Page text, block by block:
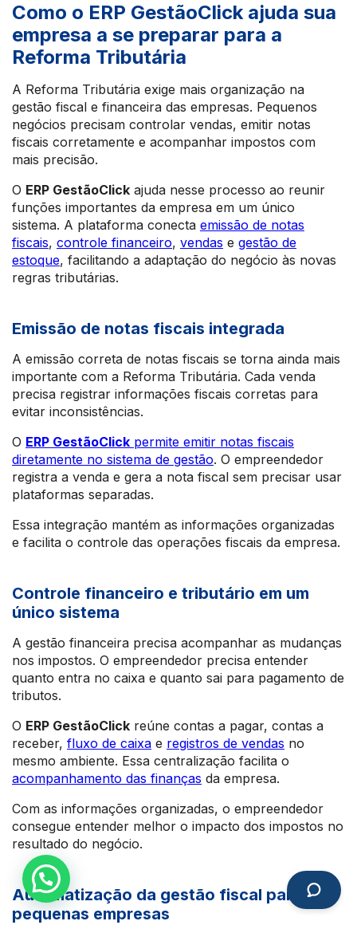
Como o ERP GestãoClick ajuda sua
empresa a se preparar para a
Reforma Tributária
A Reforma Tributária exige mais organização na
gestão fiscal e financeira das empresas. Pequenos
negócios precisam controlar vendas, emitir notas
fiscais corretamente e acompanhar impostos com
mais precisão.
O ERP GestãoClick ajuda nesse processo ao reunir
funções importantes da empresa em um único
sistema. A plataforma conecta emissão de notas
fiscais, controle financeiro, vendas e gestão de
estoque, facilitando a adaptação do negócio às novas
regras tributárias.
Emissão de notas fiscais integrada
A emissão correta de notas fiscais se torna ainda mais
importante com a Reforma Tributária. Cada venda
precisa registrar informações fiscais corretas para
evitar inconsistências.
O ERP GestãoClick permite emitir notas fiscais
diretamente no sistema de gestão. O empreendedor
registra a venda e gera a nota fiscal sem precisar usar
plataformas separadas.
Essa integração mantém as informações organizadas
e facilita o controle das operações fiscais da empresa.
Controle financeiro e tributário em um
único sistema
A gestão financeira precisa acompanhar as mudanças
nos impostos. O empreendedor precisa entender
quanto entra no caixa e quanto sai para pagamento de
tributos.
O ERP GestãoClick reúne contas a pagar, contas a
receber, fluxo de caixa e registros de vendas no
mesmo ambiente. Essa centralização facilita o
acompanhamento das finanças da empresa.
Com as informações organizadas, o empreendedor
consegue entender melhor o impacto dos impostos no
resultado do negócio.
Automatização da gestão fiscal para
pequenas empresas